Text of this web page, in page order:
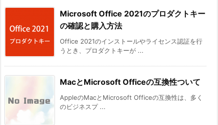
Microsoft Office 2021のプロダクトキー
の確認と購入方法
Office 2021のインストールやライセンス認証を行
うとき、プロダクトキーが ...
MacとMicrosoft Officeの互換性ついて
AppleのMacとMicrosoft Officeの互換性は、多く
のビジネスプ ...